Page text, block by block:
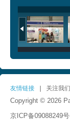
友情链接 关注我们
Copyright © 2026
京ICP备09088249号